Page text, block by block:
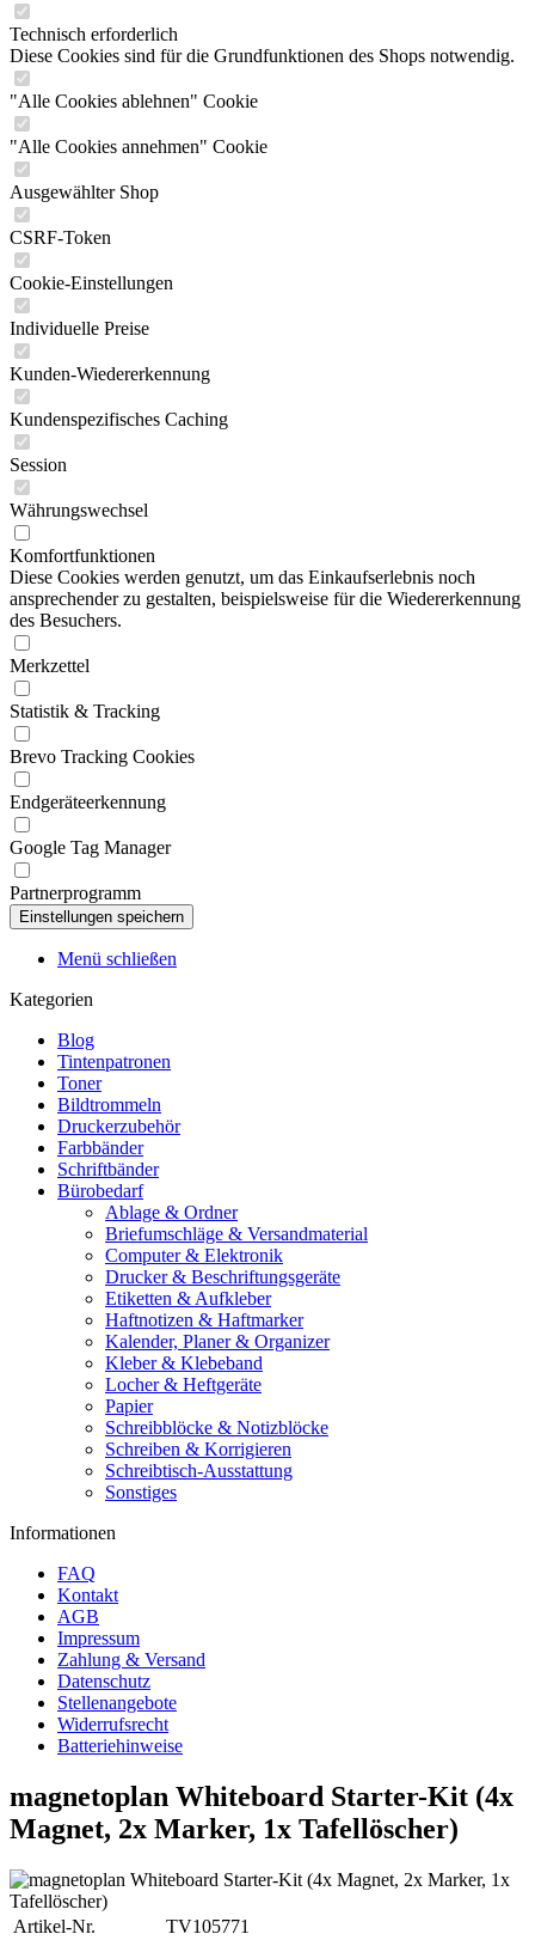
Technisch erforderlich
Diese Cookies sind für die Grundfunktionen des Shops notwendig.
"Alle Cookies ablehnen" Cookie
"Alle Cookies annehmen" Cookie
Ausgewählter Shop
CSRF-Token
Cookie-Einstellungen
Individuelle Preise
Kunden-Wiedererkennung
Kundenspezifisches Caching
Session
Währungswechsel
Komfortfunktionen
Diese Cookies werden genutzt, um das Einkaufserlebnis noch
ansprechender zu gestalten, beispielsweise für die Wiedererkennung
des Besuchers.
Merkzettel
Statistik & Tracking
Brevo Tracking Cookies
Endgeräteerkennung
Google Tag Manager
Partnerprogramm
Menü schließen
Kategorien
Blog
Tintenpatronen
Toner
Bildtrommeln
Druckerzubehör
Farbbänder
Schriftbänder
Bürobedarf
Ablage & Ordner
Briefumschläge & Versandmaterial
Computer & Elektronik
Drucker & Beschriftungsgeräte
Etiketten & Aufkleber
Haftnotizen & Haftmarker
Kalender, Planer & Organizer
Kleber & Klebeband
Locher & Heftgeräte
Papier
Schreibblöcke & Notizblöcke
Schreiben & Korrigieren
Schreibtisch-Ausstattung
Sonstiges
Informationen
FAQ
Kontakt
AGB
Impressum
Zahlung & Versand
Datenschutz
Stellenangebote
Widerrufsrecht
Batteriehinweise
magnetoplan Whiteboard Starter-Kit (4x
Magnet, 2x Marker, 1x Tafellöscher)
Artikel-Nr. TV105771